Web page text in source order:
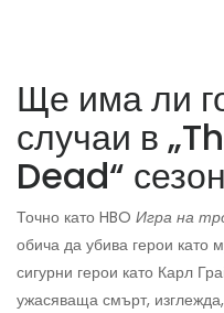
Ще има ли
случаи в
Dead“
Точно като HBO Игра на
обича да убива герои като
сигурни герои като Карл
ужасяваща смърт,